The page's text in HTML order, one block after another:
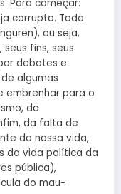
Para começar:
corrupto. Toda
ou seja,
fins, seus
debates e
algumas
embrenhar para o
da
da falta de
da nossa vida,
da vida política da
pública),
do mau-